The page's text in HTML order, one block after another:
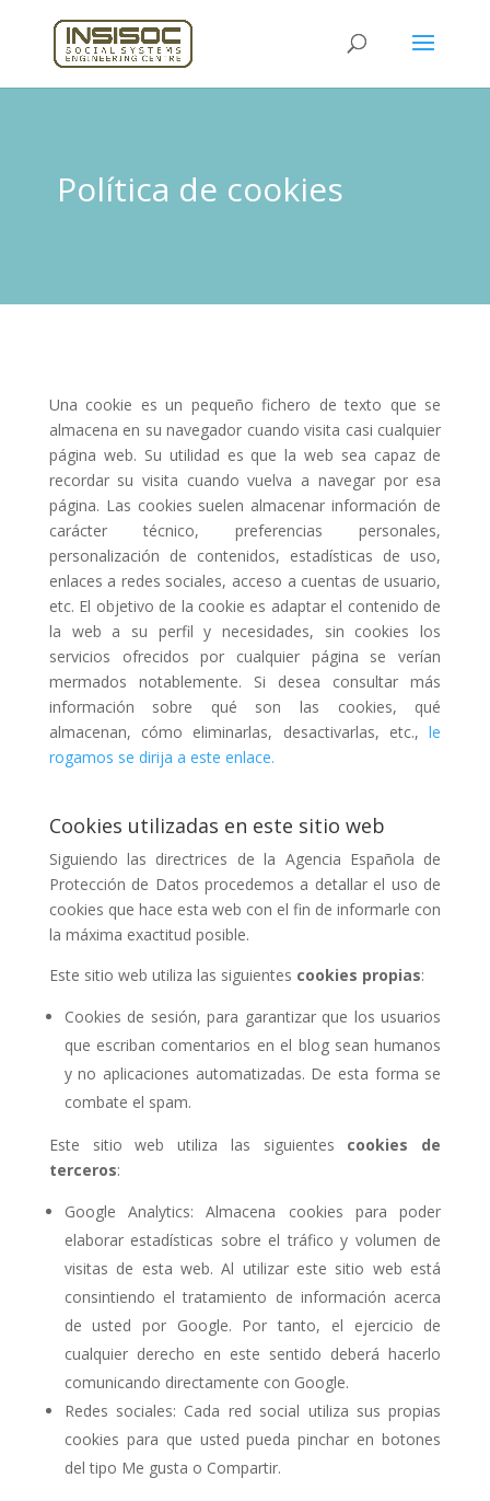
Política de cookies
Una cookie es un pequeño fichero de texto que se
almacena en su navegador cuando visita casi cualquier
página web. Su utilidad es que la web sea capaz de
recordar su visita cuando vuelva a navegar por esa
página. Las cookies suelen almacenar información de
carácter técnico, preferencias personales,
personalización de contenidos, estadísticas de uso,
enlaces a redes sociales, acceso a cuentas de usuario,
etc. El objetivo de la cookie es adaptar el contenido de
la web a su perfil y necesidades, sin cookies los
servicios ofrecidos por cualquier página se verían
mermados notablemente. Si desea consultar más
información sobre qué son las cookies, qué
almacenan, cómo eliminarlas, desactivarlas, etc.,le
rogamos se dirija a este enlace.
Cookies utilizadas en este sitio web
Siguiendo las directrices de la Agencia Española de
Protección de Datos procedemos a detallar el uso de
cookies que hace esta web con el fin de informarle con
la máxima exactitud posible.
Este sitio web utiliza las siguientes cookies propias:
Cookies de sesión, para garantizar que los usuarios
que escriban comentarios en el blog sean humanos
y no aplicaciones automatizadas. De esta forma se
combate el spam.
Este sitio web utiliza las siguientes cookies de
terceros:
Google Analytics: Almacena cookies para poder
elaborar estadísticas sobre el tráfico y volumen de
visitas de esta web. Al utilizar este sitio web está
consintiendo el tratamiento de información acerca
de usted por Google. Por tanto, el ejercicio de
cualquier derecho en este sentido deberá hacerlo
comunicando directamente con Google.
Redes sociales: Cada red social utiliza sus propias
cookies para que usted pueda pinchar en botones
del tipo Me gusta o Compartir.